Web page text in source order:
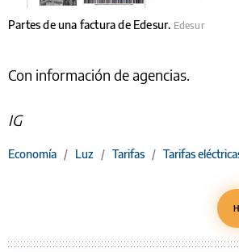
Partes de una factura de Edesur. Edesur
Con información de agencias.
IG
Economía / Luz / Tarifas / Tarifas